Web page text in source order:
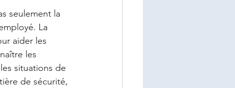
seulement la
La
aider les
les
situations de
de sécurité,